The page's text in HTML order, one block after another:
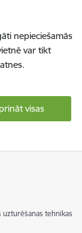
nepieciešamās
var tikt
visas
uzturēšanas tehnikas